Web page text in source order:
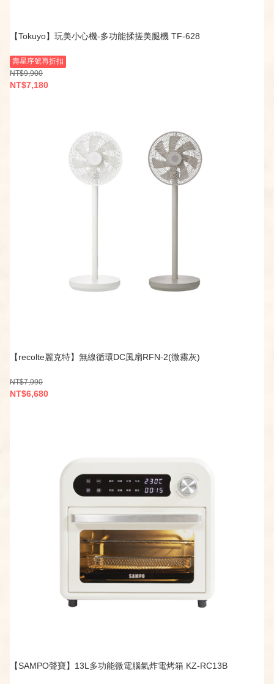
【Tokuyo】玩美小心機-多功能揉搓美腿機 TF-628
壽星序號再折扣
NT$9,900
NT$7,180
【recolte麗克特】無線循環DC風扇RFN-2(微霧灰)
NT$7,990
NT$6,680
【SAMPO聲寶】13L多功能微電腦氣炸電烤箱 KZ-RC13B